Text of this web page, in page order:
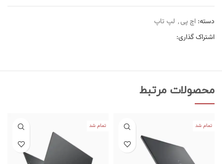
دسته: اچ پی, لپ تاپ
اشتراک گذاری:
محصولات مرتبط
تمام شد تمام شد